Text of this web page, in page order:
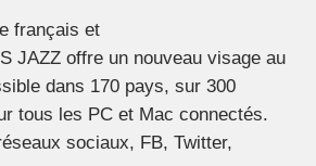
français et
JAZZ offre un nouveau visage au
dans 170 pays, sur 300
tous les PC et Mac connectés.
sociaux, FB, Twitter,